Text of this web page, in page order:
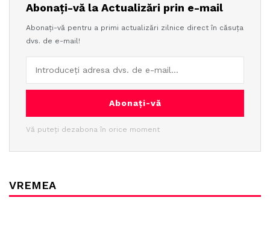
Abonați-vă la Actualizări prin e-mail
Abonați-vă pentru a primi actualizări zilnice direct în căsuța
dvs. de e-mail!
Abonați-vă
Vă puteți dezabona în orice moment
VREMEA